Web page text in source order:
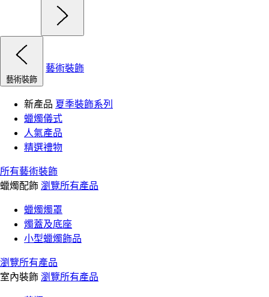
藝術裝飾
藝術裝飾
新產品 夏季裝飾系列
蠟燭儀式
人氣產品
精選禮物
所有藝術裝飾
蠟燭配飾 瀏覽所有產品
蠟燭燭罩
燭蓋及底座
小型蠟燭飾品
瀏覽所有產品
室內裝飾 瀏覽所有產品